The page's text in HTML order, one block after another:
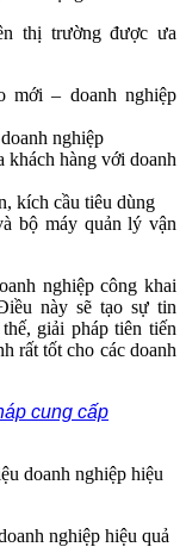
thị trường được ưa
mới – doanh nghiệp
nghiệp
khách hàng với doanh
kích cầu tiêu dùng
bộ máy quản lý vận
nghiệp công khai
này sẽ tạo sự tin
giải pháp tiên tiến
rất tốt cho các doanh
cung cấp
nghiệp hiệu quả